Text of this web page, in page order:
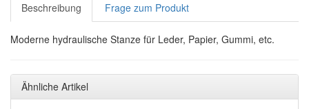
Beschreibung Frage zum Produkt
Moderne hydraulische Stanze für Leder, Papier, Gummi, etc.
Ähnliche Artikel